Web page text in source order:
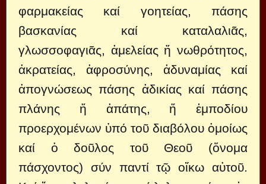
φαρμακείας καί γοητείας, πάσης
βασκανίας καί καταλαλιᾶς,
γλωσσοφαγιᾶς, ἀμελείας ἤ νωθρότητος,
ἀκρατείας, ἀφροσύνης, ἀδυναμίας καί
ἀπογνώσεως πάσης ἀδικίας καί πάσης
πλάνης ἤ ἀπάτης, ἤ ἐμποδίου
προερχομένων ὑπό τοῦ διαβόλου ὁμοίως
καί ὁ δοῦλος τοῦ Θεοῦ (ὄνομα
πάσχοντος) σύν παντί τῷ οἴκω αὐτοῦ.